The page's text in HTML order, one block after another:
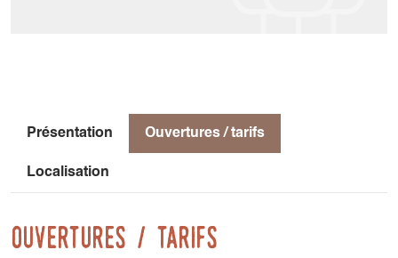
Présentation Ouvertures / tarifs
Localisation
Ouvertures / tarifs